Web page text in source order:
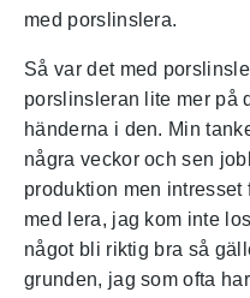
Så var det med
porslinsleran lite mer på
händerna i den. Min
några veckor och sen
produktion men
med lera, jag kom inte
något bli riktig bra så
grunden, jag som ofta